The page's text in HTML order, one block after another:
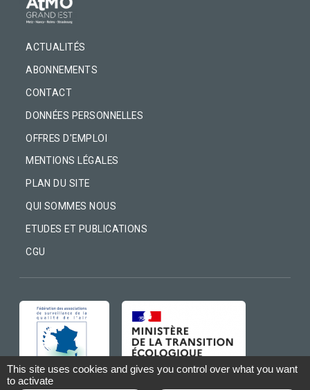
ACTUALITÉS
ABONNEMENTS
CONTACT
DONNÉES PERSONNELLES
OFFRES D'EMPLOI
MENTIONS LÉGALES
PLAN DU SITE
QUI SOMMES NOUS
ETUDES ET PUBLICATIONS
CGU
IMAGE IMAGE
This site uses cookies and gives you control over what you want
to activate